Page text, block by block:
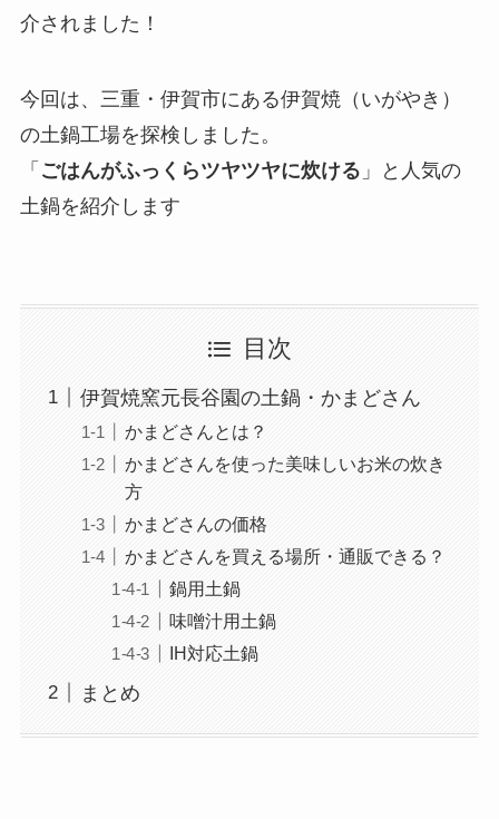
介されました！
今回は、三重・伊賀市にある伊賀焼（いがやき）
の土鍋工場を探検しました。
「 ごはんがふっくらツヤツヤに炊ける 」と人気の
土鍋を紹介します
目次
伊賀焼窯元長谷園の土鍋・かまどさん
かまどさんとは？
かまどさんを使った美味しいお米の炊き
方
かまどさんの価格
かまどさんを買える場所・通販できる？
鍋用土鍋
味噌汁用土鍋
IH対応土鍋
まとめ